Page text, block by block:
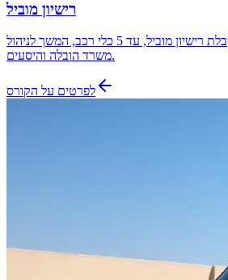
רישיון מוביל
מסלול קצר ומסודר לקבלת רישיון מוביל, עד 5 כלי רכב, המשך לניהול
משרד הובלה והיסעים.
לפרטים על הקורס